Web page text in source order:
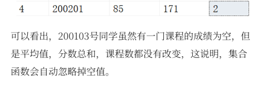
可以看出，200103号同学虽然有一门课程的成绩为空，但
是平均值，分数总和，课程数都没有改变，这说明，集合
函数会自动忽略掉空值。